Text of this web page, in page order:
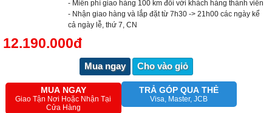
- Miễn phí giao hàng 100 km đối với khách hàng thành viên
- Nhận giao hàng và lắp đặt từ 7h30 -> 21h00 các ngày kể
cả ngày lễ, thứ 7, CN
12.190.000đ
Mua ngay Cho vào giỏ
MUA NGAY
Giao Tận Nơi Hoặc Nhận Tại
Cửa Hàng
TRẢ GÓP QUA THẺ
Visa, Master, JCB